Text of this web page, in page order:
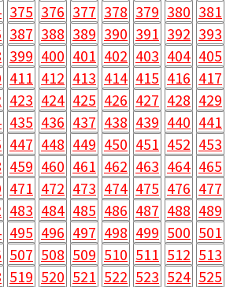
375 376 377 378 379 380 381
387 388 389 390 391 392 393
399 400 401 402 403 404 405
411 412 413 414 415 416 417
423 424 425 426 427 428 429
435 436 437 438 439 440 441
447 448 449 450 451 452 453
459 460 461 462 463 464 465
471 472 473 474 475 476 477
483 484 485 486 487 488 489
495 496 497 498 499 500 501
507 508 509 510 511 512 513
519 520 521 522 523 524 525